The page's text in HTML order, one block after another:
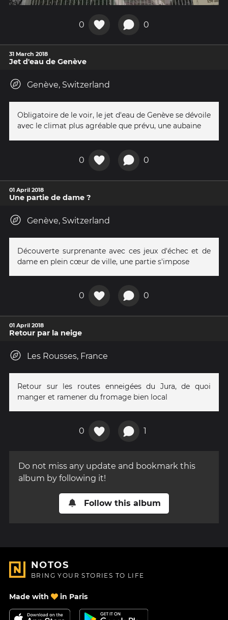
0 0
31 March 2018
Jet d'eau de Genève
Genève, Switzerland
Obligatoire de le voir, le jet d'eau de Genève se dévoile
avec le climat plus agréable que prévu, une aubaine
0 0
01 April 2018
Une partie de dame ?
Genève, Switzerland
Découverte surprenante avec ces jeux d'échec et de
dame en plein cœur de ville, une partie s'impose
0 0
01 April 2018
Retour par la neige
Les Rousses, France
Retour sur les routes enneigées du Jura, de quoi
manger et ramener du fromage bien local
0 1
Do not miss any update and bookmark this
album by following it!
Follow this album
NOTOS
BRING YOUR STORIES TO LIFE
Made with in Paris